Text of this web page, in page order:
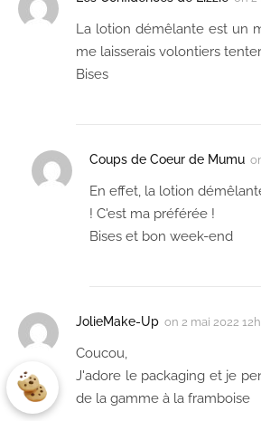
La lotion démêlante est un
me laisserais volontiers
Bises
Coups de Coeur de Mumu
En effet, la lotion
! C'est ma préférée !
Bises et bon week-end
JolieMake-Up on 2 mai 2022
Coucou,
J'adore le packaging et je
de la gamme à la framboise